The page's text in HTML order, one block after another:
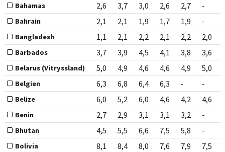
Bahamas 2,6 3,7 3,0 2,6 2,7 -
Bahrain 2,1 2,1 1,9 1,7 1,9 -
Bangladesh 1,1 2,1 2,2 2,1 2,2 2,0
Barbados 3,7 3,9 4,5 4,1 3,8 3,6
Belarus (Vitryssland) 5,0 4,9 4,6 4,6 4,9 5,0
Belgien 6,3 6,8 6,4 6,3 - -
Belize 6,0 5,2 6,0 4,6 4,2 4,6
Benin 2,7 2,9 3,1 3,1 3,2 -
Bhutan 4,5 5,5 6,6 7,5 5,8 -
Bolivia 8,1 8,4 8,0 7,6 7,9 7,5